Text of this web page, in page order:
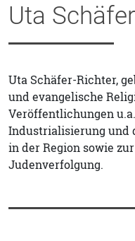
Uta
Uta Schäfer-Richter,
und evangelische
Veröffentlichungen
Industrialisierung und
in der Region sowie
Judenverfolgung.